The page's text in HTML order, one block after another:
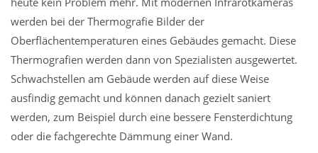
werden bei der Thermografie Bilder der
Oberflächentemperaturen eines Gebäudes gemacht. Diese
Thermografien werden dann von Spezialisten ausgewertet.
Schwachstellen am Gebäude werden auf diese Weise
ausfindig gemacht und können danach gezielt saniert
werden, zum Beispiel durch eine bessere Fensterdichtung
oder die fachgerechte Dämmung einer Wand.